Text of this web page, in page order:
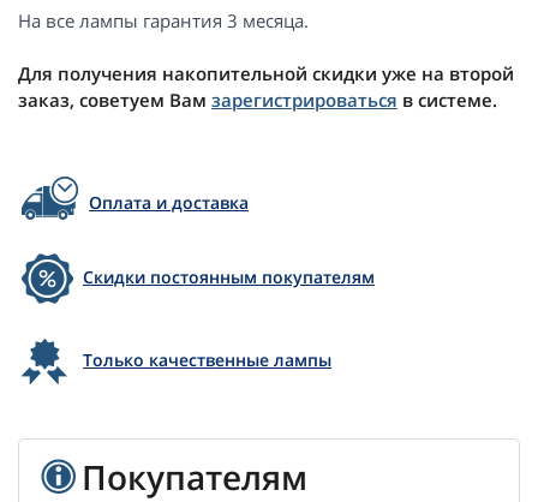
На все лампы гарантия 3 месяца.
Для получения накопительной скидки уже на второй
заказ, советуем Вам зарегистрироваться в системе.
Оплата и доставка
Скидки постоянным покупателям
Только качественные лампы
Покупателям